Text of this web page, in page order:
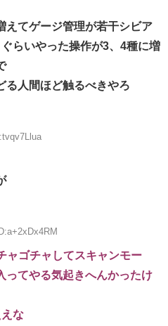
えてゲージ管理が若干シビア
らいやった操作が3、4種に増
る人間ほど触るべきやろ
ャゴチャしてスキャンモー
ってやる気起きへんかったけ
な